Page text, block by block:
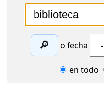
🔎 o fecha
en todo